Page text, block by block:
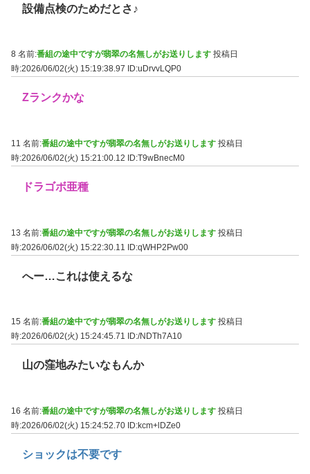
設備点検のためだとさ♪
8 名前:番組の途中ですが翡翠の名無しがお送りします 投稿日
時:2026/06/02(火) 15:19:38.97
ID:uDrvvLQP0
Zランクかな
11 名前:番組の途中ですが翡翠の名無しがお送りします 投稿日
時:2026/06/02(火) 15:21:00.12
ID:T9wBnecM0
ドラゴボ亜種
13 名前:番組の途中ですが翡翠の名無しがお送りします 投稿日
時:2026/06/02(火) 15:22:30.11 ID:qWHP2Pw00
へー…これは使えるな
15 名前:番組の途中ですが翡翠の名無しがお送りします 投稿日
時:2026/06/02(火) 15:24:45.71
ID:/NDTh7A10
山の窪地みたいなもんか
16 名前:番組の途中ですが翡翠の名無しがお送りします 投稿日
時:2026/06/02(火) 15:24:52.70 ID:kcm+lDZe0
ショックは不要です